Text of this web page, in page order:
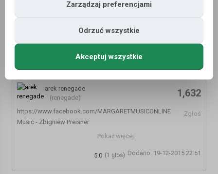
MARGARET - KOLĘDA WARSZAWSKA 1939
arek renegade
(renegade)
1,632
Zgłoś
https://www.facebook.com/MARGARETMUSICONLINE
Music - Zbigniew Preisner
Pokaż więcej
Dodano: 19-12-2015 22:51
(1 głos)
5.0
Zarządzaj preferencjami
Odrzuć wszystkie
Akceptuj wszystkie